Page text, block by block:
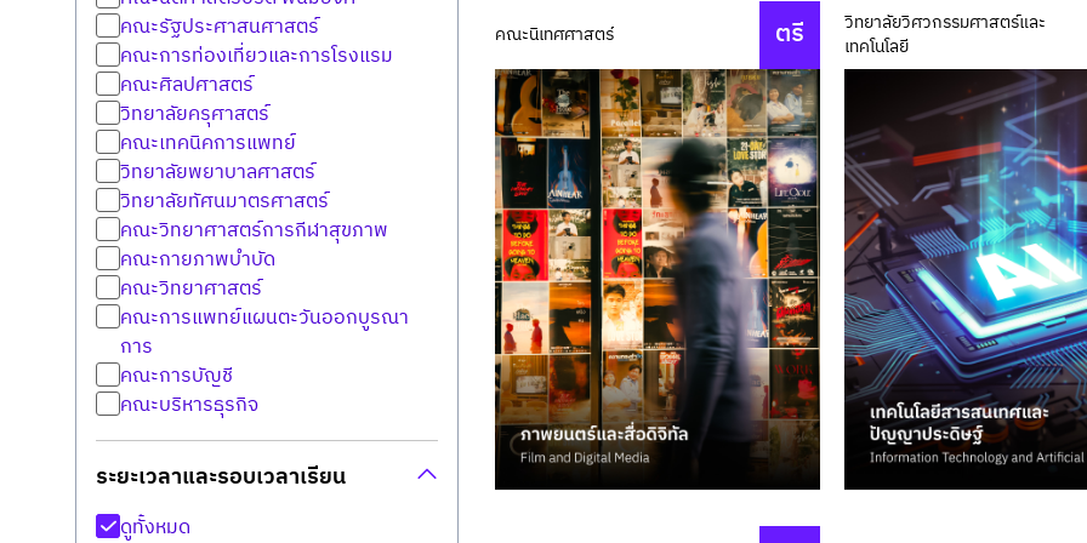
คณะรัฐประศาสนศาสตร์
คณะการท่องเที่ยวและการโรงแรม
คณะศิลปศาสตร์
วิทยาลัยครุศาสตร์
คณะเทคนิคการแพทย์
วิทยาลัยพยาบาลศาสตร์
วิทยาลัยทัศนมาตรศาสตร์
คณะวิทยาศาสตร์การกีฬาสุขภาพ
คณะกายภาพบำบัด
คณะวิทยาศาสตร์
คณะการแพทย์แผนตะวันออกบูรณา
การ
คณะการบัญชี
คณะบริหารธุรกิจ
ระยะเวลาและรอบเวลาเรียน
ดูทั้งหมด
คณะนิเทศศาสตร์ ตรี
วิทยาลัยวิศวกรรมศาสตร์และ
เทคโนโลยี